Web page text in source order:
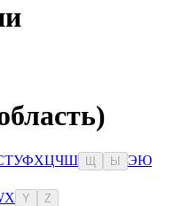
ТУФХЦЧШ Ы ЭЮ
X Y Z